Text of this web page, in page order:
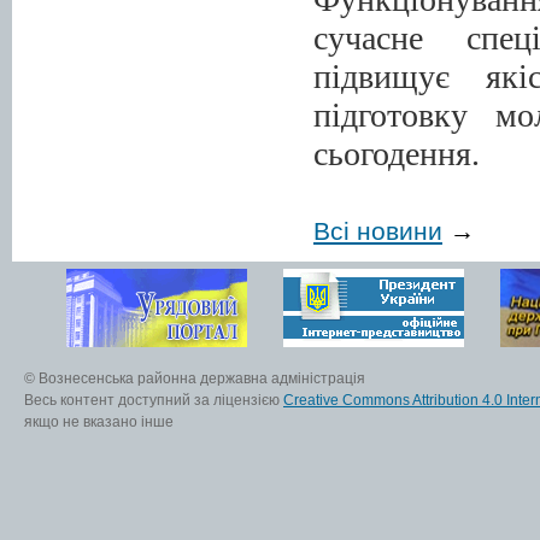
сучасне
підвищує
підготовку
сьогодення.
Всі новини →
© Вознесенська районна державна адміністрація
Весь контент доступний за ліцензією Creative Commons Attribution 4.0
якщо не вказано інше